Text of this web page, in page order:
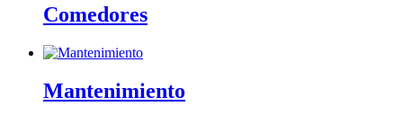
Comedores
Mantenimiento